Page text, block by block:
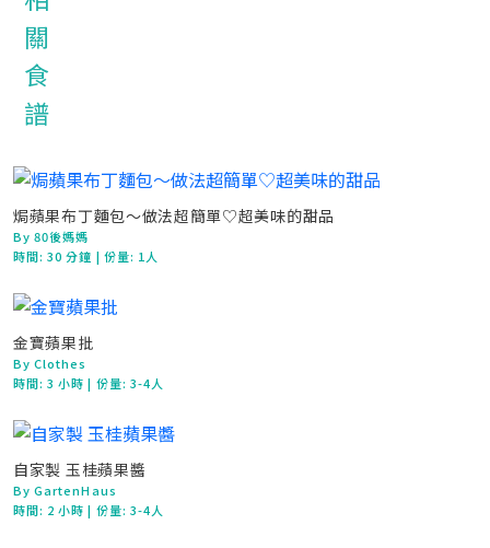
焗蘋果布丁麵包～做法超簡單♡超美味的甜品
By 80後媽媽
時間:30 分鐘 | 份量: 1人
金寶蘋果批
By Clothes
時間:3 小時| 份量: 3-4人
自家製 玉桂蘋果醬
By GartenHaus
時間: 2 小時| 份量: 3-4人